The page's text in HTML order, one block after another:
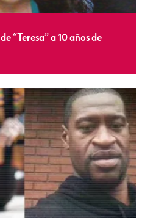
“Teresa” a 10 años de